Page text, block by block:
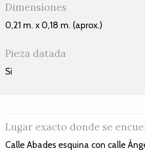
Dimensiones
0,21 m. x 0,18 m. (aprox.)
Pieza datada
Si
Lugar exacto donde se
Calle Abades esquina con calle